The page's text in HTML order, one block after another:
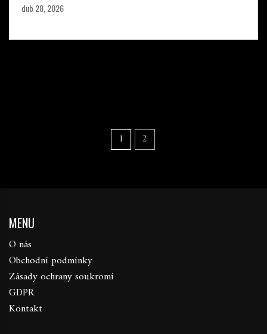
dub 28, 2026
1 2
MENU
O nás
Obchodní podmínky
Zásady ochrany soukromí
GDPR
Kontakt